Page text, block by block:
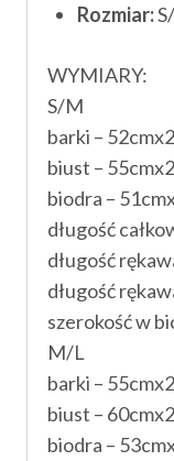
Rozmiar:
WYMIARY:
S/M
barki – 52cmx2
biust – 55cmx2
biodra –
długość
długość
długość
szerokość w
M/L
barki – 55cmx2
biust – 60cmx2
biodra –